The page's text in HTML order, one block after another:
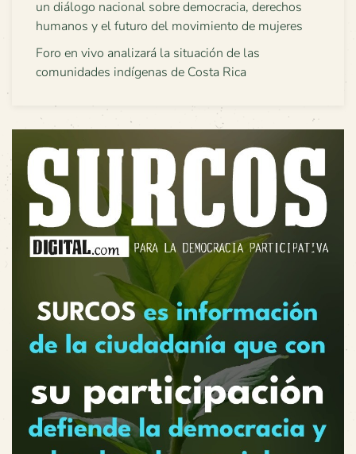
un diálogo nacional sobre democracia, derechos
humanos y el futuro del movimiento de mujeres
Foro en vivo analizará la situación de las
comunidades indígenas de Costa Rica